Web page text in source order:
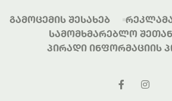
Გამოცემის Შესახებ
Სამომხმარებლო
Პირადი Ინფორმაციის